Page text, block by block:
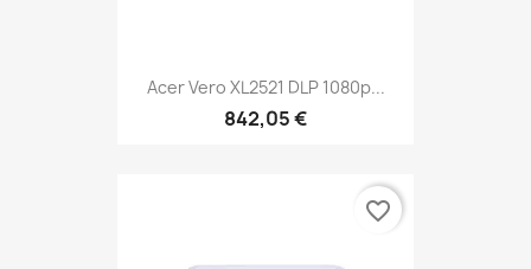
Acer Vero XL2521 DLP 1080p...
842,05 €
favorite_border